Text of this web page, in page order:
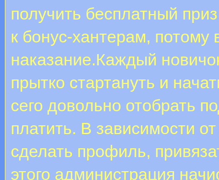
получить бесплатный
к бонус-хантерам,
наказание.Каждый
прытко стартануть и
сего довольно отобрать
платить. В зависимости
сделать профиль,
этого администрация